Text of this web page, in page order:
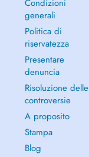
Condizioni
generali
Politica di
riservatezza
Presentare
denuncia
Risoluzione delle
controversie
A proposito
Stampa
Blog